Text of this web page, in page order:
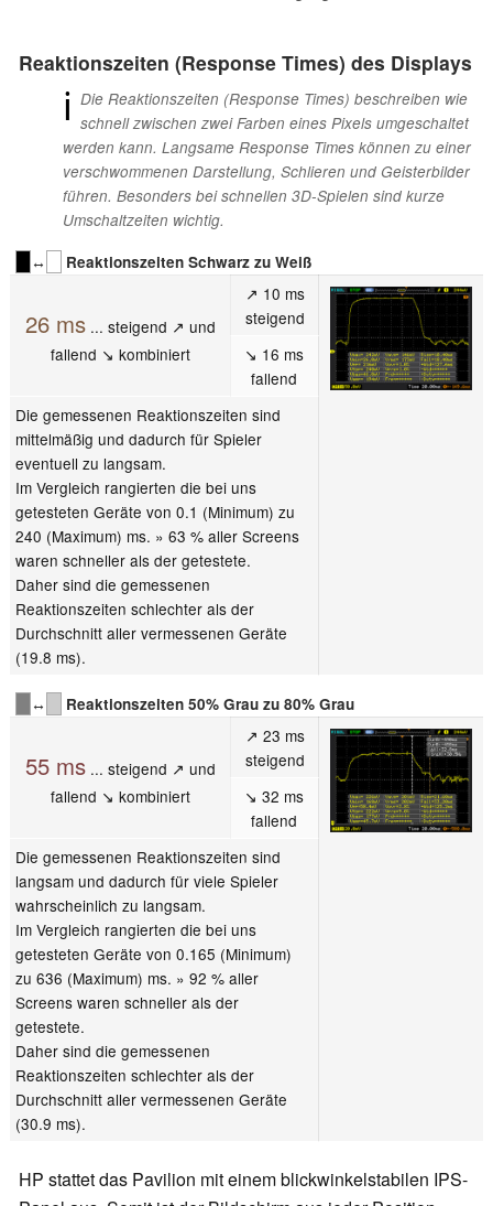
Reaktionszeiten (Response Times) des Displays
ℹ Die Reaktionszeiten (Response Times) beschreiben wie
schnell zwischen zwei Farben eines Pixels umgeschaltet
werden kann. Langsame Response Times können zu einer
verschwommenen Darstellung, Schlieren und Geisterbilder
führen. Besonders bei schnellen 3D-Spielen sind kurze
Umschaltzeiten wichtig.
↔
Reaktionszeiten Schwarz zu Weiß
26 ms... steigend ↗ und
fallend ↘ kombiniert
↗ 10 ms
steigend
↘ 16 ms
fallend
Die gemessenen Reaktionszeiten sind
mittelmäßig und dadurch für Spieler
eventuell zu langsam.
Im Vergleich rangierten die bei uns
getesteten Geräte von 0.1 (Minimum) zu
240 (Maximum) ms. » 63 % aller Screens
waren schneller als der getestete.
Daher sind die gemessenen
Reaktionszeiten schlechter als der
Durchschnitt aller vermessenen Geräte
(19.8 ms).
↔ Reaktionszeiten 50% Grau zu 80% Grau
55 ms... steigend ↗ und
fallend ↘ kombiniert
↗ 23 ms
steigend
↘ 32 ms
fallend
Die gemessenen Reaktionszeiten sind
langsam und dadurch für viele Spieler
wahrscheinlich zu langsam.
Im Vergleich rangierten die bei uns
getesteten Geräte von 0.165 (Minimum)
zu 636 (Maximum) ms. » 92 % aller
Screens waren schneller als der
getestete.
Daher sind die gemessenen
Reaktionszeiten schlechter als der
Durchschnitt aller vermessenen Geräte
(30.9 ms).
HP stattet das Pavilion mit einem blickwinkelstabilen IPS-